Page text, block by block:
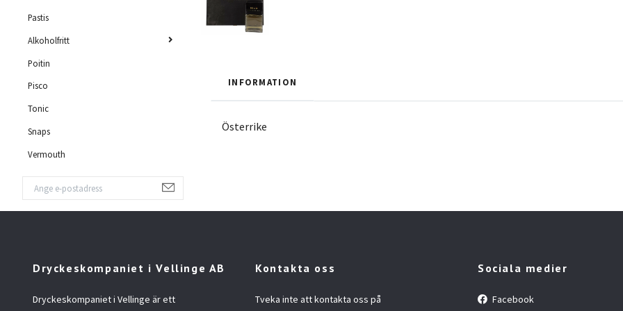
Pastis
Alkoholfritt
Poitin
Pisco
Tonic
Snaps
Vermouth
INFORMATION
Österrike
Dryckeskompaniet i Vellinge AB
Dryckeskompaniet i Vellinge är ett
Kontakta oss
Tveka inte att kontakta oss på
Sociala medier
Facebook